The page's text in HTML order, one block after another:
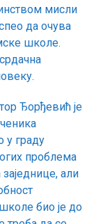
мисли
да очува
школе.
Ђорђевић је
у граду
проблема
али
био је до